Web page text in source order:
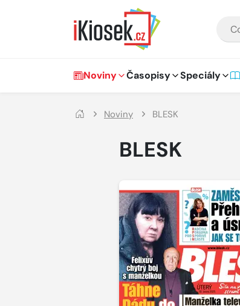
Hlavní navigace
Noviny Časopisy Speciály
Noviny BLESK
BLESK